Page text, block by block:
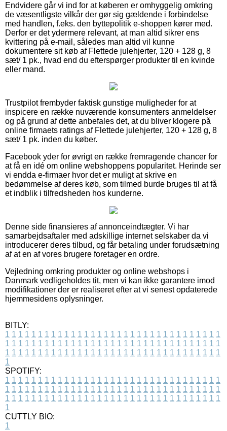
Endvidere går vi ind for at køberen er omhyggelig omkring
de væsentligste vilkår der gør sig gældende i forbindelse
med handlen, f.eks. den byttepolitik e-shoppen kører med.
Derfor er det ydermere relevant, at man altid sikrer ens
kvittering på e-mail, således man altid vil kunne
dokumentere sit køb af Flettede julehjerter, 120 + 128 g, 8
sæt/ 1 pk., hvad end du efterspørger produkter til en kvinde
eller mand.
Trustpilot frembyder faktisk gunstige muligheder for at
inspicere en række nuværende konsumenters anmeldelser
og på grund af dette anbefales det, at du bliver klogere på
online firmaets ratings af Flettede julehjerter, 120 + 128 g, 8
sæt/ 1 pk. inden du køber.
Facebook yder for øvrigt en række fremragende chancer for
at få en idé om online webshoppens popularitet. Herinde ser
vi endda e-firmaer hvor det er muligt at skrive en
bedømmelse af deres køb, som tilmed burde bruges til at få
et indblik i tilfredsheden hos kunderne.
Denne side finansieres af annonceindtægter. Vi har
samarbejdsaftaler med adskillige internet selskaber da vi
introducerer deres tilbud, og får betaling under forudsætning
af at en af vores brugere foretager en ordre.
Vejledning omkring produkter og online webshops i
Danmark vedligeholdes tit, men vi kan ikke garantere imod
modifikationer der er realiseret efter at vi senest opdaterede
hjemmesidens oplysninger.
BITLY:
1 1 1 1 1 1 1 1 1 1 1 1 1 1 1 1 1 1 1 1 1 1 1 1 1 1 1 1 1 1 1 1 1
1 1 1 1 1 1 1 1 1 1 1 1 1 1 1 1 1 1 1 1 1 1 1 1 1 1 1 1 1 1 1 1 1
1 1 1 1 1 1 1 1 1 1 1 1 1 1 1 1 1 1 1 1 1 1 1 1 1 1 1 1 1 1 1 1 1
1
SPOTIFY:
1 1 1 1 1 1 1 1 1 1 1 1 1 1 1 1 1 1 1 1 1 1 1 1 1 1 1 1 1 1 1 1 1
1 1 1 1 1 1 1 1 1 1 1 1 1 1 1 1 1 1 1 1 1 1 1 1 1 1 1 1 1 1 1 1 1
1 1 1 1 1 1 1 1 1 1 1 1 1 1 1 1 1 1 1 1 1 1 1 1 1 1 1 1 1 1 1 1 1
1
CUTTLY BIO:
1